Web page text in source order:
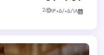
۱۴۰۵/۰۵/۱۸ 2